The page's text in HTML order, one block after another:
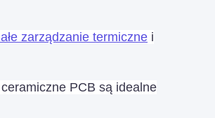
zarządzanie termiczne i
PCB są idealne